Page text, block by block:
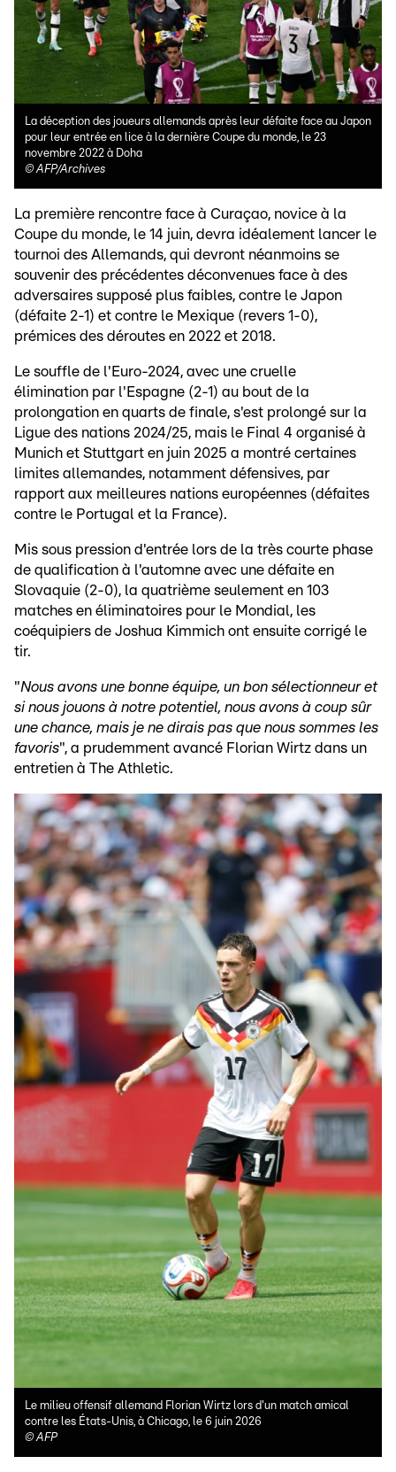
La déception des joueurs allemands après leur défaite face au Japon
pour leur entrée en lice à la dernière Coupe du monde, le 23
novembre 2022 à Doha
©AFP/Archives
La première rencontre face à Curaçao, novice à la
Coupe du monde, le 14 juin, devra idéalement lancer le
tournoi des Allemands, qui devront néanmoins se
souvenir des précédentes déconvenues face à des
adversaires supposé plus faibles, contre le Japon
(défaite 2-1) et contre le Mexique (revers 1-0),
prémices des déroutes en 2022 et 2018.
Le souffle de l'Euro-2024, avec une cruelle
élimination par l'Espagne (2-1) au bout de la
prolongation en quarts de finale, s'est prolongé sur la
Ligue des nations 2024/25, mais le Final 4 organisé à
Munich et Stuttgart en juin 2025 a montré certaines
limites allemandes, notamment défensives, par
rapport aux meilleures nations européennes (défaites
contre le Portugal et la France).
Mis sous pression d'entrée lors de la très courte phase
de qualification à l'automne avec une défaite en
Slovaquie (2-0), la quatrième seulement en 103
matches en éliminatoires pour le Mondial, les
coéquipiers de Joshua Kimmich ont ensuite corrigé le
tir.
"Nous avons une bonne équipe, un bon sélectionneur et
si nous jouons à notre potentiel, nous avons à coup sûr
une chance, mais je ne dirais pas que nous sommes les
favoris", a prudemment avancé Florian Wirtz dans un
entretien à The Athletic.
Le milieu offensif allemand Florian Wirtz lors d'un match amical
contre les États-Unis, à Chicago, le 6 juin 2026
©AFP